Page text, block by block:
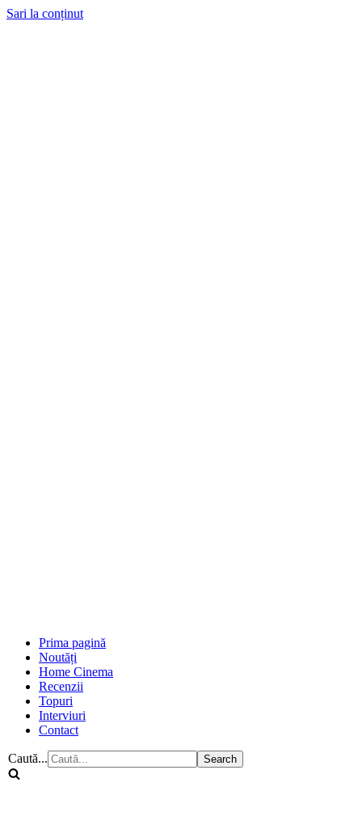
Sari la conținut
Prima pagină
Noutăți
Home Cinema
Recenzii
Topuri
Interviuri
Contact
Caută...